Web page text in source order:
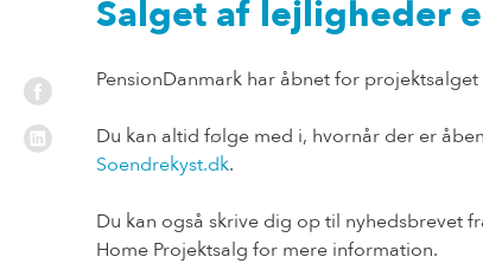
Salget af lejligheder
PensionDanmark har åbnet for
Du kan altid følge med i, hvornår der er
Soendrekyst.dk.
Du kan også skrive dig op til nyhedsbrevet
Home Projektsalg for mere information.